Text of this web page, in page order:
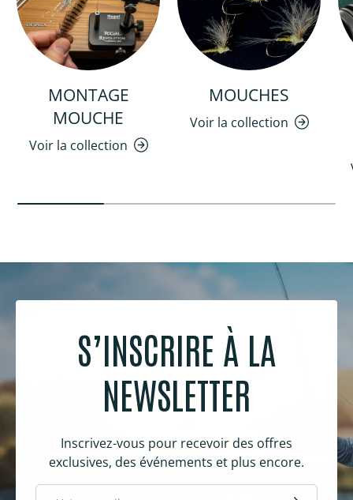
MONTAGE
MOUCHE
Voir la collection
MOUCHES
Voir la collection
S’INSCRIRE À LA
NEWSLETTER
Inscrivez-vous pour recevoir des offres
exclusives, des événements et plus encore.